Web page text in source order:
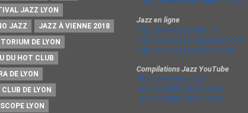
JAZZ LYON
JAZZ
JAZZ À VIENNE 2018
DE LYON
DU HOT CLUB
DE LYON
DE LYON
LYON
Jazz en ligne
http://www.jazzradio.fr/
http://www.jazzmagazine.com/
http://www.jazzavienne.com/
Compilations Jazz YouTube
The Very Best of Jazz
JAZZ COMPILATION 2014
JAZZ COMPILATION 2013